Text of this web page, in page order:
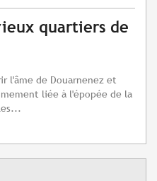
quartiers de
l'âme de Douarnenez et
liée à l'épopée de la